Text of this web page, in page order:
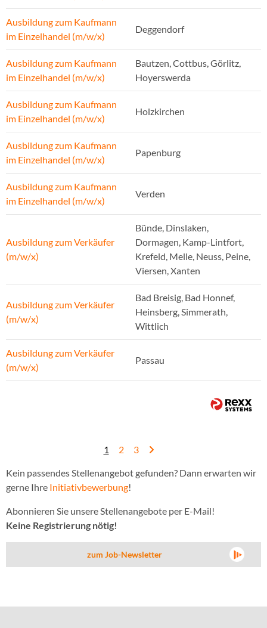
Ausbildung zum Kaufmann
im Einzelhandel (m/w/x)
Deggendorf
Ausbildung zum Kaufmann
im Einzelhandel (m/w/x)
Bautzen, Cottbus, Görlitz,
Hoyerswerda
Ausbildung zum Kaufmann
im Einzelhandel (m/w/x)
Holzkirchen
Ausbildung zum Kaufmann
im Einzelhandel (m/w/x)
Papenburg
Ausbildung zum Kaufmann
im Einzelhandel (m/w/x)
Verden
Ausbildung zum Verkäufer
(m/w/x)
Bünde, Dinslaken,
Dormagen, Kamp-Lintfort,
Krefeld, Melle, Neuss, Peine,
Viersen, Xanten
Ausbildung zum Verkäufer
(m/w/x)
Bad Breisig, Bad Honnef,
Heinsberg, Simmerath,
Wittlich
Ausbildung zum Verkäufer
(m/w/x)
Passau
1 2 3
Kein passendes Stellenangebot gefunden? Dann erwarten wir
gerne Ihre Initiativbewerbung!
Abonnieren Sie unsere Stellenangebote per E-Mail!
Keine Registrierung nötig!
zum Job-Newsletter